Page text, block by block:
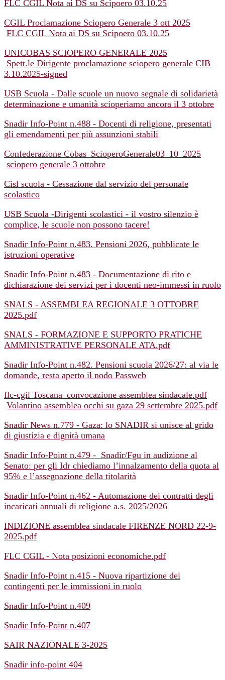
FLC CGIL Nota ai DS su Scipoero 03.10.25
CGIL Proclamazione Sciopero Generale 3 ott 2025
FLC CGIL Nota ai DS su Scipoero 03.10.25
UNICOBAS SCIOPERO GENERALE 2025
Spett.le Dirigente proclamazione sciopero generale CIB
3.10.2025-signed
USB Scuola - Dalle scuole un nuovo segnale di solidarietà
determinazione e umanità scioperiamo ancora il 3 ottobre
Snadir Info-Point n.488 - Docenti di religione, presentati
gli emendamenti per più assunzioni stabili
Confederazione Cobas_ScioperoGenerale03_10_2025
sciopero generale 3 ottobre
Cisl scuola - Cessazione dal servizio del personale
scolastico
USB Scuola -Dirigenti scolastici - il vostro silenzio è
complice, le scuole non possono tacere!
Snadir Info-Point n.483. Pensioni 2026, pubblicate le
istruzioni operative
Snadir Info-Point n.483 - Documentazione di rito e
dichiarazione dei servizi per i docenti neo-immessi in ruolo
SNALS - ASSEMBLEA REGIONALE 3 OTTOBRE
2025.pdf
SNALS - FORMAZIONE E SUPPORTO PRATICHE
AMMINISTRATIVE PERSONALE ATA.pdf
Snadir Info-Point n.482. Pensioni scuola 2026/27: al via le
domande, resta aperto il nodo Passweb
flc-cgil Toscana_convocazione assemblea sindacale.pdf
Volantino assemblea occhi su gaza 29 settembre 2025.pdf
Snadir News n.779 - Gaza: lo SNADIR si unisce al grido
di giustizia e dignità umana
Snadir Info-Point n.479 - Snadir/Fgu in audizione al
Senato: per gli Idr chiediamo l’innalzamento della quota al
95% e l’assegnazione della titolarità
Snadir Info-Point n.462 - Automazione dei contratti degli
incaricati annuali di religione a.s. 2025/2026
INDIZIONE assemblea sindacale FIRENZE NORD 22-9-
2025.pdf
FLC CGIL - Nota posizioni economiche.pdf
Snadir Info-Point n.415 - Nuova ripartizione dei
contingenti per le immissioni in ruolo
Snadir Info-Point n.409
Snadir Info-Point n.407
SAIR NAZIONALE 3-2025
Snadir info-point 404